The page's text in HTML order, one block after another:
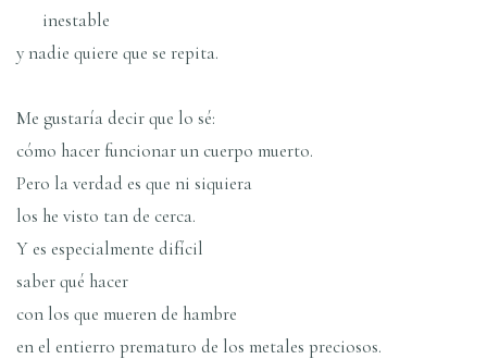
inestable
y nadie quiere que se repita.
Me gustarí­a decir que lo sé:
cómo hacer funcionar un cuerpo muerto.
Pero la verdad es que ni siquiera
los he visto tan de cerca.
Y es especialmente difí­cil
saber qué hacer
con los que mueren de hambre
en el entierro prematuro de los metales preciosos.